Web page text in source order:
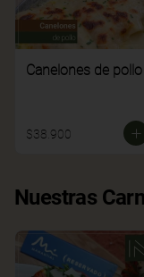
Canelones de pollo
$38.900
Nuestras